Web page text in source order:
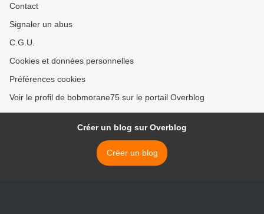
Contact
Signaler un abus
C.G.U.
Cookies et données personnelles
Préférences cookies
Voir le profil de bobmorane75 sur le portail Overblog
Créer un blog sur Overblog
Créer un blog